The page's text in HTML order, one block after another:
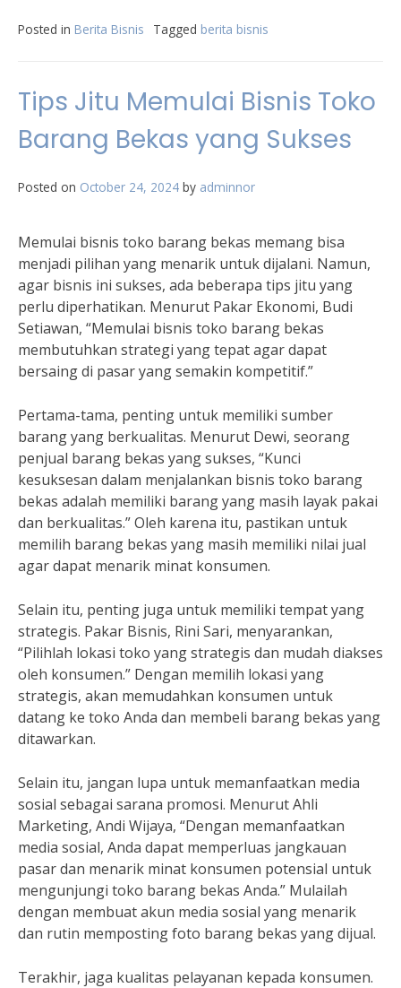
Posted in Berita Bisnis Tagged berita bisnis
Tips Jitu Memulai Bisnis Toko
Barang Bekas yang Sukses
Posted on October 24, 2024 by adminnor
Memulai bisnis toko barang bekas memang bisa
menjadi pilihan yang menarik untuk dijalani. Namun,
agar bisnis ini sukses, ada beberapa tips jitu yang
perlu diperhatikan. Menurut Pakar Ekonomi, Budi
Setiawan, “Memulai bisnis toko barang bekas
membutuhkan strategi yang tepat agar dapat
bersaing di pasar yang semakin kompetitif.”
Pertama-tama, penting untuk memiliki sumber
barang yang berkualitas. Menurut Dewi, seorang
penjual barang bekas yang sukses, “Kunci
kesuksesan dalam menjalankan bisnis toko barang
bekas adalah memiliki barang yang masih layak pakai
dan berkualitas.” Oleh karena itu, pastikan untuk
memilih barang bekas yang masih memiliki nilai jual
agar dapat menarik minat konsumen.
Selain itu, penting juga untuk memiliki tempat yang
strategis. Pakar Bisnis, Rini Sari, menyarankan,
“Pilihlah lokasi toko yang strategis dan mudah diakses
oleh konsumen.” Dengan memilih lokasi yang
strategis, akan memudahkan konsumen untuk
datang ke toko Anda dan membeli barang bekas yang
ditawarkan.
Selain itu, jangan lupa untuk memanfaatkan media
sosial sebagai sarana promosi. Menurut Ahli
Marketing, Andi Wijaya, “Dengan memanfaatkan
media sosial, Anda dapat memperluas jangkauan
pasar dan menarik minat konsumen potensial untuk
mengunjungi toko barang bekas Anda.” Mulailah
dengan membuat akun media sosial yang menarik
dan rutin memposting foto barang bekas yang dijual.
Terakhir, jaga kualitas pelayanan kepada konsumen.